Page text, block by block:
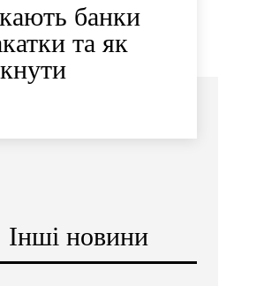
банки
та як
Інші новини